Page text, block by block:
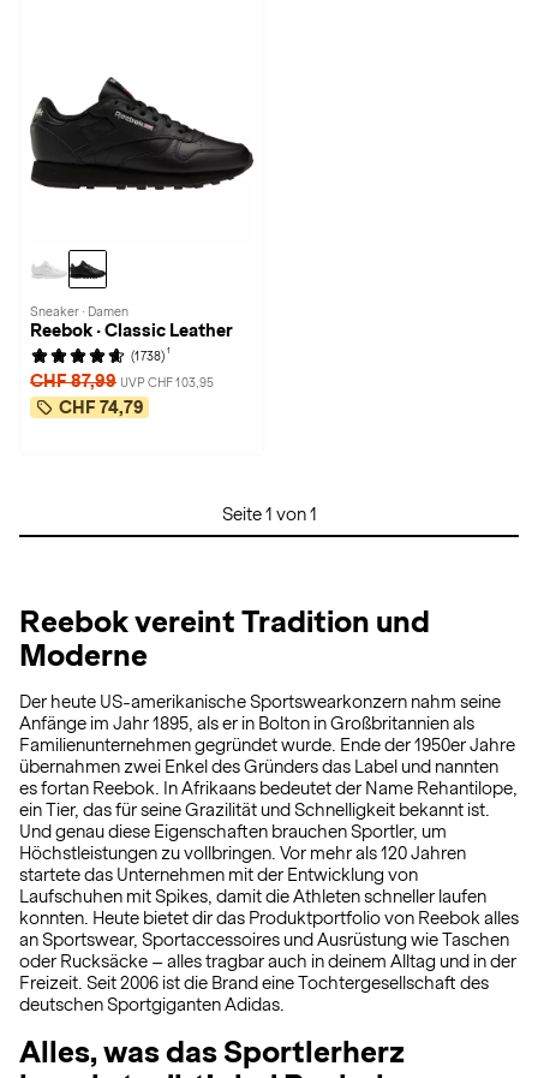
Sneaker · Damen
Reebok · Classic Leather
(1738) 1
CHF 87,99 UVP CHF 103,95
CHF 74,79
Seite 1 von 1
Reebok vereint Tradition und
Moderne
Der heute US-amerikanische Sportswearkonzern nahm seine
Anfänge im Jahr 1895, als er in Bolton in Großbritannien als
Familienunternehmen gegründet wurde. Ende der 1950er Jahre
übernahmen zwei Enkel des Gründers das Label und nannten
es fortan Reebok. In Afrikaans bedeutet der Name Rehantilope,
ein Tier, das für seine Grazilität und Schnelligkeit bekannt ist.
Und genau diese Eigenschaften brauchen Sportler, um
Höchstleistungen zu vollbringen. Vor mehr als 120 Jahren
startete das Unternehmen mit der Entwicklung von
Laufschuhen mit Spikes, damit die Athleten schneller laufen
konnten. Heute bietet dir das Produktportfolio von Reebok alles
an Sportswear, Sportaccessoires und Ausrüstung wie Taschen
oder Rucksäcke – alles tragbar auch in deinem Alltag und in der
Freizeit. Seit 2006 ist die Brand eine Tochtergesellschaft des
deutschen Sportgiganten Adidas.
Alles, was das Sportlerherz